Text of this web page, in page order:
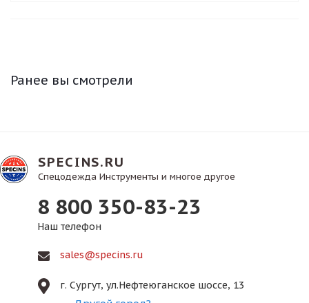
Ранее вы смотрели
SPECINS.RU
Спецодежда Инструменты и многое другое
8 800 350-83-23
Наш телефон
sales@specins.ru
г. Сургут, ул.Нефтеюганское шоссе, 13